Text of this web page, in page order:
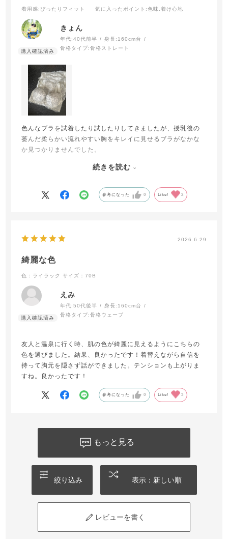
着用感:ぴったりフィット 気に入ったポイント :色味,着け心地
きょん
年代:40代前半 身長: 160cm台
骨格タイプ:骨格ストレート
色んなブラを試着したり試したりしてきましたが、授乳後の
萎んだ柔らかい流れやすい胸をキレイに見せるブラがなかな
か見つかりませんでした。
信も与えてくれたのがブラデリスのナオミシリーズでした!!
けっこうあるから羨ましいと言われて、とっても嬉しかった
続きを読む
参考になった 0 Like! 2
2026.6.29
綺麗な色
色：ライラック サイズ：70B
えみ
年代:50代後半 身長: 160cm台
骨格タイプ:骨格ウェーブ
友人と温泉に行く時、肌の色が綺麗に見えるようにこちらの
色を選びました。結果、良かったです！着替えながら自信を
持って胸元を隠さず話ができました。テンションも上がりま
すね。良かったです！
参考になった 0 Like! 3
もっと見る
絞り込み 表示：新しい順
レビューを書く